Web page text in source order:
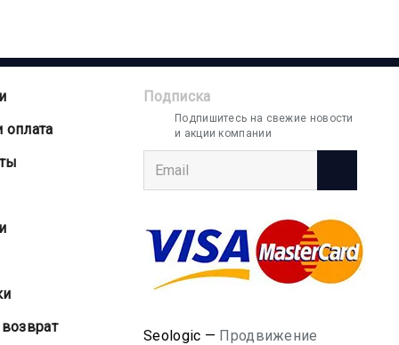
Подписка
Подпишитесь на свежие новости
и акции компании
Seologic — Продвижение
оплата